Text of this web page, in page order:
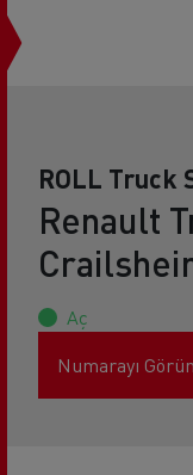
ROLL Truck
Renault
Aç
Numarayı